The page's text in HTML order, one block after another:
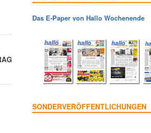
Das E-Paper von Hallo Wochenende
SONDERVERÖFFENTLICHUNGEN